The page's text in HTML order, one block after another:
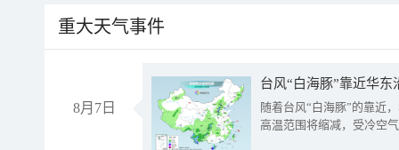
重大天气事件
8月7日
台风“白海豚”靠近华
随着台风“白海豚”的靠近
高温范围将缩减，受冷空